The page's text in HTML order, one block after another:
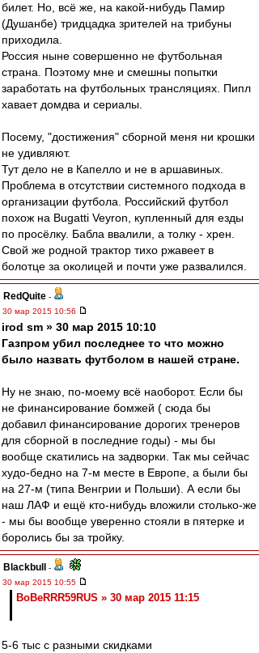
билет. Но, всё же, на какой-нибудь Памир
(Душанбе) тридцадка зрителей на трибуны
приходила.
Россия ныне совершенно не футбольная
страна. Поэтому мне и смешны попытки
заработать на футбольных трансляциях. Пипл
хавает домдва и сериалы.
Посему, "достижения" сборной меня ни крошки
не удивляют.
Тут дело не в Капелло и не в аршавиных.
Проблема в отсутствии системного подхода в
организации футбола. Российский футбол
похож на Bugatti Veyron, купленный для езды
по просёлку. Бабла ввалили, а толку - хрен.
Свой же родной трактор тихо ржавеет в
болотце за околицей и почти уже развалился.
RedQuite -
30 мар 2015 10:56
irod sm » 30 мар 2015 10:10
Газпром убил последнее то что можно
было назвать футболом в нашей стране.
Ну не знаю, по-моему всё наоборот. Если бы
не финансирование бомжей ( сюда бы
добавил финансирование дорогих тренеров
для сборной в последние годы) - мы бы
вообще скатились на задворки. Так мы сейчас
худо-бедно на 7-м месте в Европе, а были бы
на 27-м (типа Венгрии и Польши). А если бы
наш ЛАФ и ещё кто-нибудь вложили столько-же
- мы бы вообще уверенно стояли в пятерке и
боролись бы за тройку.
Blackbull
-
30 мар 2015 10:55
BoBeRRR59RUS » 30 мар 2015 11:15
5-6 тыс с разными скидками